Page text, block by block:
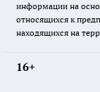
информации на
относящихся к
находящихся на
16+